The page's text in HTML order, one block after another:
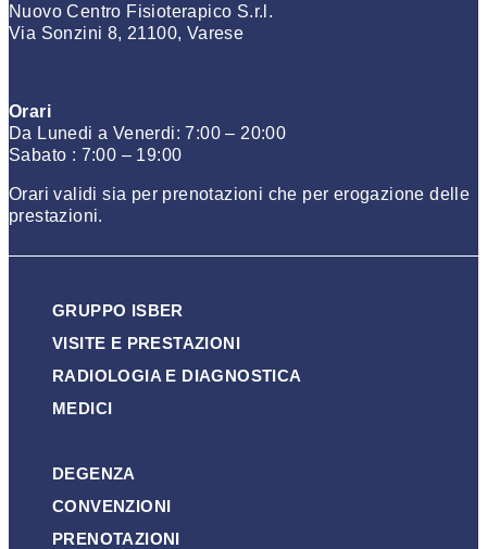
Nuovo Centro Fisioterapico S.r.l.
Via Sonzini 8, 21100, Varese
Orari
Da Lunedi a Venerdi: 7:00 – 20:00
Sabato : 7:00 – 19:00
Orari validi sia per prenotazioni che per erogazione delle
prestazioni.
GRUPPO ISBER
VISITE E PRESTAZIONI
RADIOLOGIA E DIAGNOSTICA
MEDICI
DEGENZA
CONVENZIONI
PRENOTAZIONI